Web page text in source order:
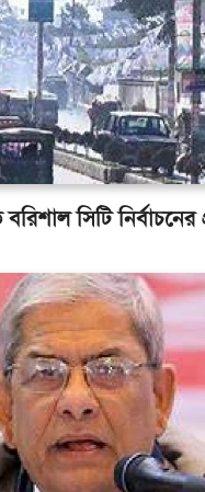
সিটি নির্বাচনের